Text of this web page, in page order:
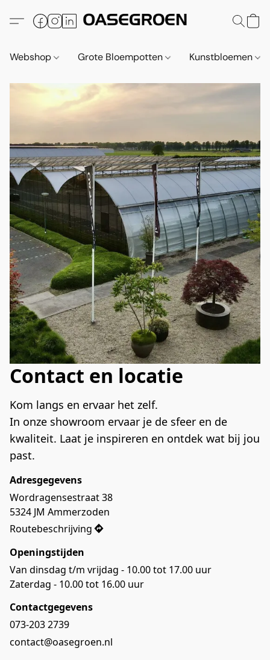
Webshop Grote Bloempotten Kunstbloemen
Contact en locatie
Kom langs en ervaar het zelf.
In onze showroom ervaar je de sfeer en de
kwaliteit. Laat je inspireren en ontdek wat bij jou
past.
Adresgegevens
Wordragensestraat 38
5324 JM Ammerzoden
Routebeschrijving
Openingstijden
Van dinsdag t/m vrijdag - 10.00 tot 17.00 uur
Zaterdag - 10.00 tot 16.00 uur
Contactgegevens
073-203 2739
contact@oasegroen.nl